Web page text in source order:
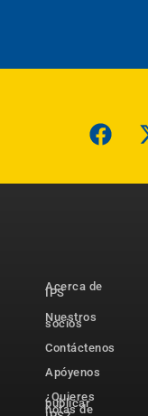
Acerca de
IPS
Nuestros
socios
Contáctenos
Apóyenos
¿Quieres
publicar
notas de